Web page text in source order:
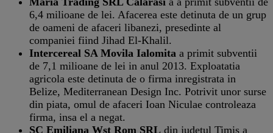
6,4 milioane de lei. Afacerea este detinuta de un grup
de oameni de afaceri libanezi, presedinte al
companiei fiind Jihad El-Khalil.
Intercereal SA Movila Ialomita a primit subventii
de 7,1 milioane de lei in anul 2013. Exploatatia
agricola este detinuta de o firma inregistrata in
Belize, Mediterranean Design Inc. Potrivit unor surse
din piata, omul de afaceri Ioan Niculae controleaza
firma, insa el a negat.
SC Emiliana Wst Rom SRL din judetul Timis a